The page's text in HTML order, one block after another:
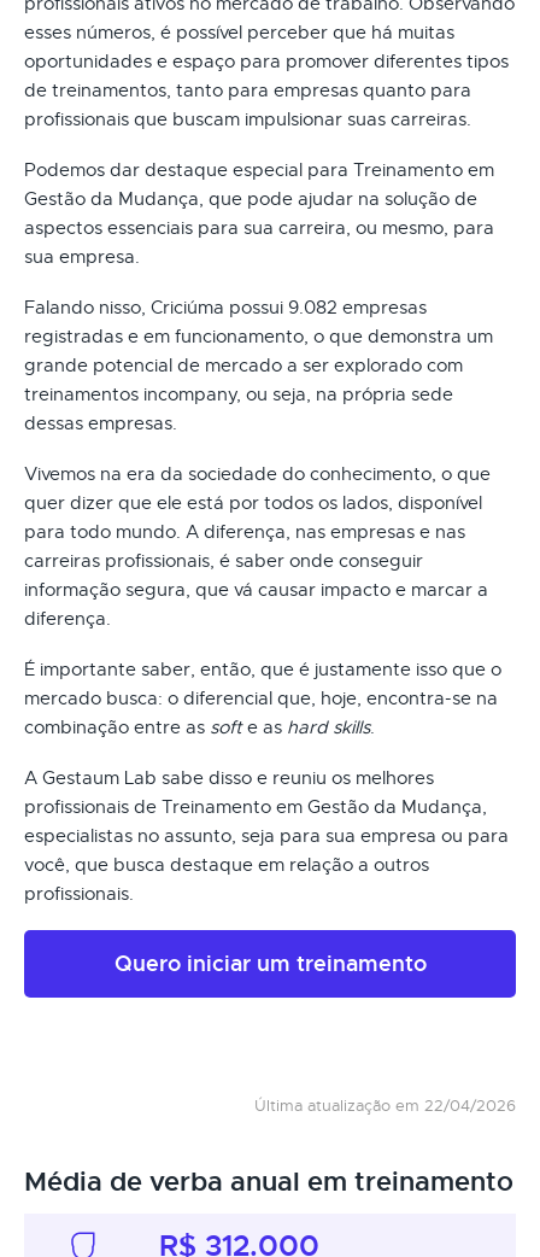
esses números, é possível perceber que há muitas
oportunidades e espaço para promover diferentes tipos
de treinamentos, tanto para empresas quanto para
profissionais que buscam impulsionar suas carreiras.
Podemos dar destaque especial para Treinamento em
Gestão da Mudança, que pode ajudar na solução de
aspectos essenciais para sua carreira, ou mesmo, para
sua empresa.
Falando nisso, Criciúma possui 9.082 empresas
registradas e em funcionamento, o que demonstra um
grande potencial de mercado a ser explorado com
treinamentos incompany, ou seja, na própria sede
dessas empresas.
Vivemos na era da sociedade do conhecimento, o que
quer dizer que ele está por todos os lados, disponível
para todo mundo. A diferença, nas empresas e nas
carreiras profissionais, é saber onde conseguir
informação segura, que vá causar impacto e marcar a
diferença.
É importante saber, então, que é justamente isso que o
mercado busca: o diferencial que, hoje, encontra-se na
combinação entre as softe as hard skills.
A Gestaum Lab sabe disso e reuniu os melhores
profissionais de Treinamento em Gestão da Mudança,
especialistas no assunto, seja para sua empresa ou para
você, que busca destaque em relação a outros
profissionais.
Quero iniciar um treinamento
Última atualização em 22/04/2026
Média de verba anual em treinamento
R$ 312.000